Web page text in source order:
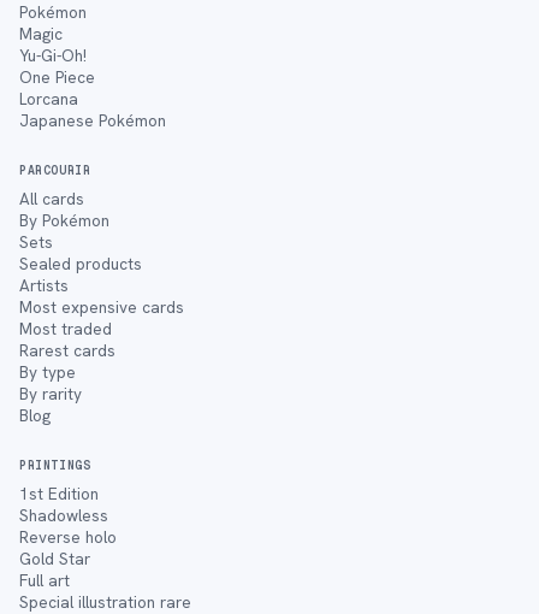
Pokémon
Magic
Yu-Gi-Oh!
One Piece
Lorcana
Japanese Pokémon
PARCOURIR
All cards
By Pokémon
Sets
Sealed products
Artists
Most expensive cards
Most traded
Rarest cards
By type
By rarity
Blog
PRINTINGS
1st Edition
Shadowless
Reverse holo
Gold Star
Full art
Special illustration rare